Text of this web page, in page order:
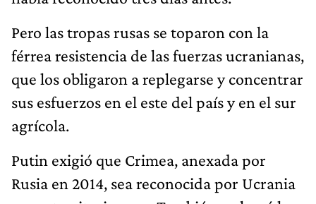
Pero las tropas rusas se toparon con la
férrea resistencia de las fuerzas ucranianas,
que los obligaron a replegarse y concentrar
sus esfuerzos en el este del país y en el sur
agrícola.
Putin exigió que Crimea, anexada por
Rusia en 2014, sea reconocida por Ucrania